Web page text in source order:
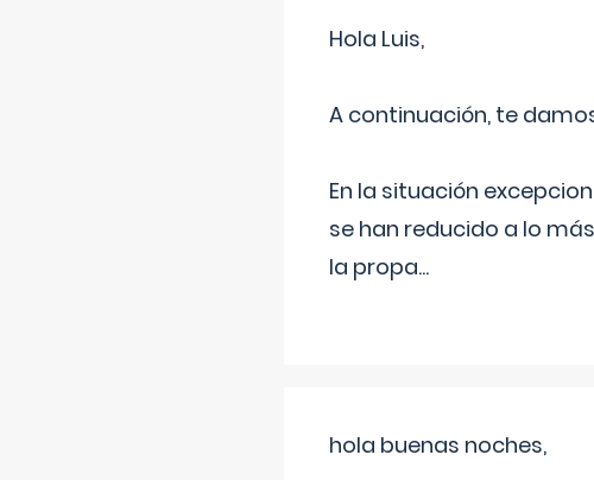
Hola Luis,
A continuación, te
En la situación
se han reducido a lo
la propa...
hola buenas noches,